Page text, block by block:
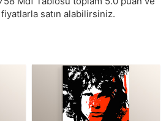
satın alabilirsiniz.